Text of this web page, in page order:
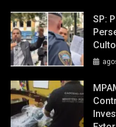
SP: